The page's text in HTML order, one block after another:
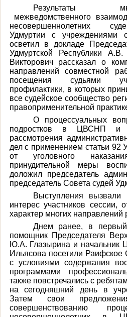
Результаты
межведомственного
несовершеннолетних
Удмуртии с учреждениями
осветил в докладе
Удмуртской Республики
Викторович рассказал о
направлений совместной
посещения судьями
профилактики, в которых
все судейское сообщество
правоприменительной
О процессуальных
подростков в ЦВСНП и
рассмотрения
дел с применением статьи
от уголовного
принудительной меры
доложил председатель
председатель Совета судей
Выступления вызвали
интерес участников сессии,
характер многих направлений
Днем ранее, в
помощник Председателя
Ю.А. Глазырина и
Ильясова посетили Раифское
с условиями содержания
программами
также повстречались с
на сегодняшний день в
Затем свои
совершенствованию